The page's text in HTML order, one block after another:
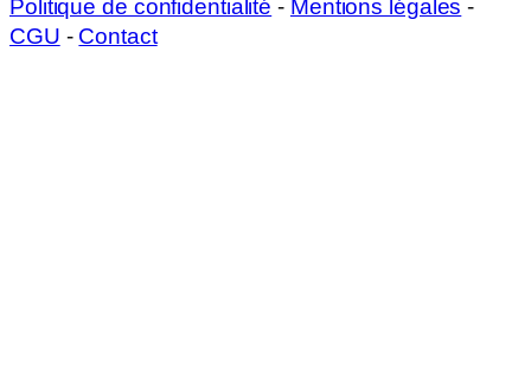
Politique de confidentialité - Mentions légales -
CGU - Contact